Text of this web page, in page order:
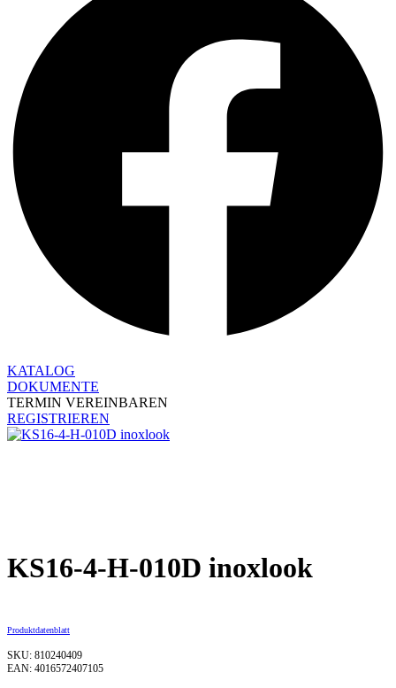
KATALOG
DOKUMENTE
TERMIN VEREINBAREN
REGISTRIEREN
KS16-4-H-010D inoxlook
Produktdatenblatt
SKU: 810240409
EAN: 4016572407105